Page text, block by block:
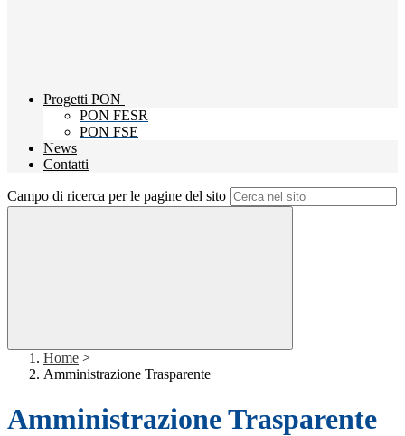
Progetti PON
PON FESR
PON FSE
News
Contatti
Campo di ricerca per le pagine del sito
Home >
Amministrazione Trasparente
Amministrazione Trasparente